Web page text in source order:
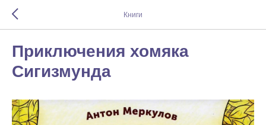
Книги
Приключения хомяка
Сигизмунда